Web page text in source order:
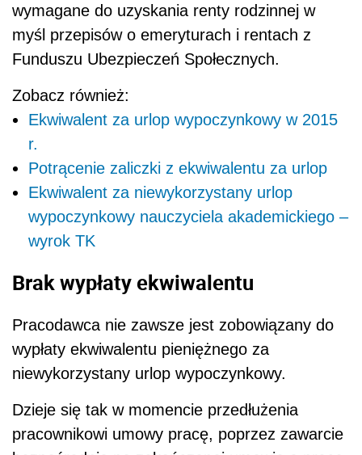
wymagane do uzyskania renty rodzinnej w
myśl przepisów o emeryturach i rentach z
Funduszu Ubezpieczeń Społecznych.
Zobacz również:
Ekwiwalent za urlop wypoczynkowy w 2015
r.
Potrącenie zaliczki z ekwiwalentu za urlop
Ekwiwalent za niewykorzystany urlop
wypoczynkowy nauczyciela akademickiego –
wyrok TK
Brak wypłaty ekwiwalentu
Pracodawca nie zawsze jest zobowiązany do
wypłaty ekwiwalentu pieniężnego za
niewykorzystany urlop wypoczynkowy.
Dzieje się tak w momencie przedłużenia
pracownikowi umowy pracę, poprzez zawarcie